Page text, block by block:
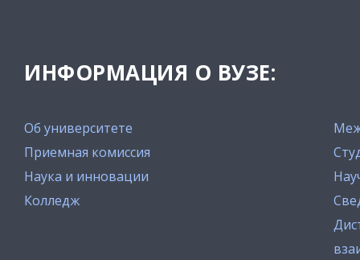
ИНФОРМАЦИЯ О ВУЗЕ:
Об университете
Приемная комиссия
Наука и инновации
Колледж